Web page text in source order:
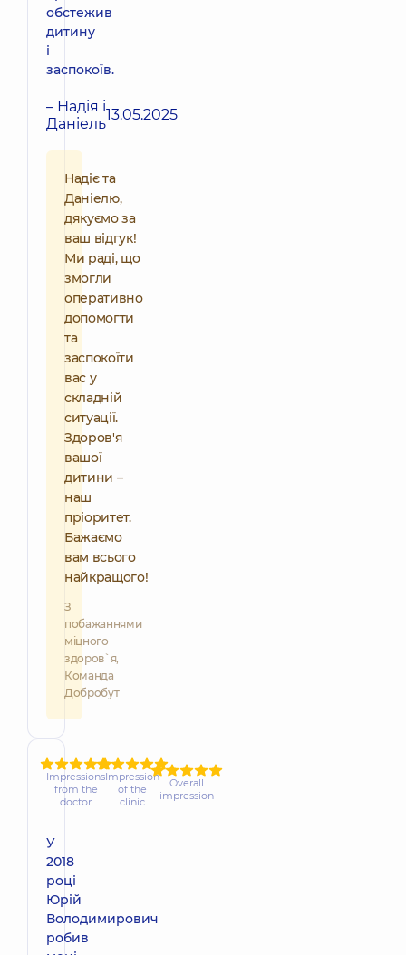
обстежив
дитину
і
заспокоїв.
– Надія і
Даніель13.05.2025
Надіє та
Даніелю,
дякуємо за
ваш відгук!
Ми раді, що
змогли
оперативно
допомогти
та
заспокоїти
вас у
складній
ситуації.
Здоров'я
вашої
дитини –
наш
пріоритет.
Бажаємо
вам всього
найкращого!
З
побажаннями
міцного
здоров`я,
Команда
Добробут
Impressions
from the
doctor
Impression
of the
clinic
Overall
impression
У
2018
році
Юрій
Володимирович
робив